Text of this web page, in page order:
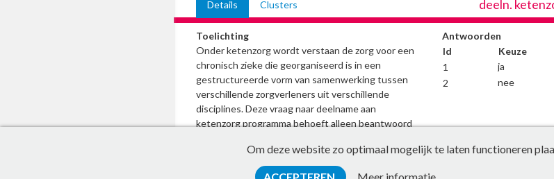
Details Clusters deeln.
Toelichting
Onder ketenzorg wordt verstaan de zorg voor een
chronisch zieke die georganiseerd is in een
gestructureerde vorm van samenwerking tussen
verschillende zorgverleners uit verschillende
disciplines. Deze vraag naar deelname aan
ketenzorg programma behoeft alleen beantwoord
is van de chronische aandoening.
Antwoorden
Id
Keuze
1
ja
2
nee
Om deze website zo optimaal mogelijk te laten functioneren